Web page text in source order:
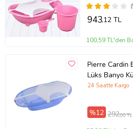
Kullanımı bittikten sonta içindeki suyu
yumuşak gövdeye bastırarak kapatınız.
Ayakları katlayıp asarak kurumaya
Çiçeksepeti | CANDARkids®
Ürün Kodu:kcm70175384
943,12 TL
100,59 TL'den
Pierre Cardin
Lüks Banyo
24 Saatte Kargo
%12 292,00 TL